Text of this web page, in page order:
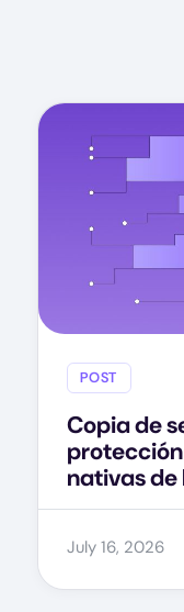
POST
Copia de
nativas de
July 16, 2026